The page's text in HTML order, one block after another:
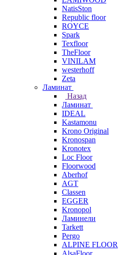
NatisSton
Republic floor
ROYCE
Spark
Texfloor
TheFloor
VINILAM
westerhoff
Zeta
Ламинат
Назад
Ламинат
IDEAL
Kastamonu
Krono Original
Kronospan
Kronotex
Loc Floor
Floorwood
Aberhof
AGT
Classen
EGGER
Kronopol
Ламинели
Tarkett
Pergo
ALPINE FLOOR
AlsaFloor